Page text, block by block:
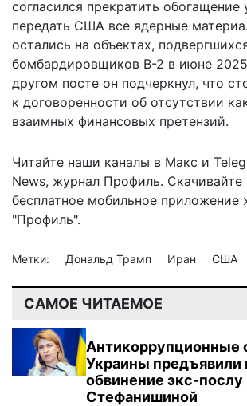
согласился прекратить обогащение
передать США все ядерные
остались на объектах,
бомбардировщиков B-2 в июне
другом посте он подчеркнул, что
к договоренности об отсутствии
взаимных финансовых претензий.
Читайте наши каналы в Макс и
News, журнал Профиль.
бесплатное мобильное приложение
"Профиль".
Метки: Дональд Трамп Иран США
САМОЕ ЧИТАЕМОЕ
Антикоррупционные
Украины предъявили
обвинение экс-
Стефанишиной